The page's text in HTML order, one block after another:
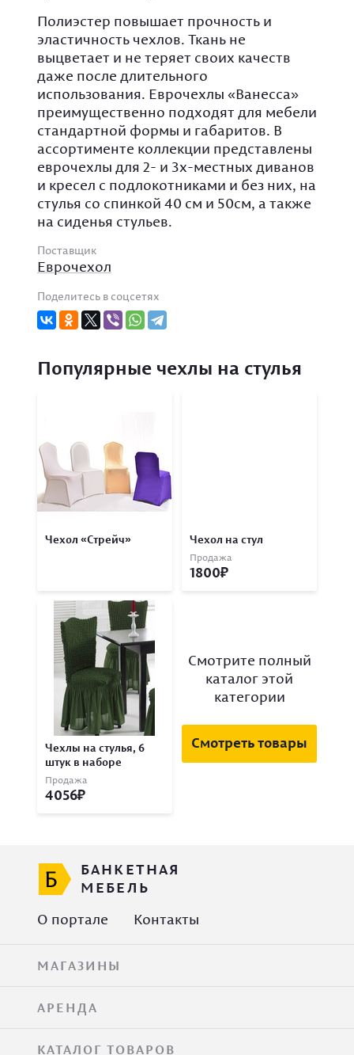
Полиэстер повышает прочность и
эластичность чехлов. Ткань не
выцветает и не теряет своих качеств
даже после длительного
использования. Еврочехлы «Ванесса»
преимущественно подходят для мебели
стандартной формы и габаритов. В
ассортименте коллекции представлены
еврочехлы для 2- и 3х-местных диванов
и кресел с подлокотниками и без них, на
стулья со спинкой 40 см и 50см, а также
на сиденья стульев.
Поставщик
Еврочехол
Поделитесь в соцсетях
Популярные чехлы на стулья
Чехол «Стрейч» Чехол на стул
Продажа
1800
Чехлы на стулья, 6
штук в наборе
Продажа
4056
Смотрите полный
каталог этой
категории
Смотреть товары
БАНКЕТНАЯ
МЕБЕЛЬ
О портале
Контакты
МАГАЗИНЫ
АРЕНДА
КАТАЛОГ ТОВАРОВ